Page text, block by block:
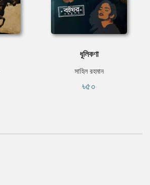
ধূলিকণা
সাহিল রহমান
৳৫০